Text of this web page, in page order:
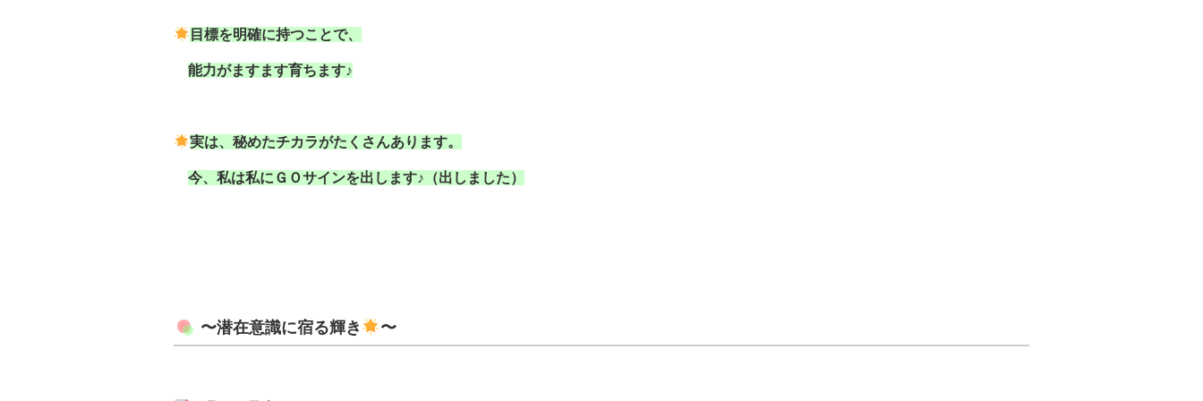
目標を明確に持つことで、
能力がますます育ちます♪
実は、秘めたチカラがたくさんあります。
今、私は私にＧＯサインを出します♪（出しました）
〜潜在意識に宿る輝き 〜